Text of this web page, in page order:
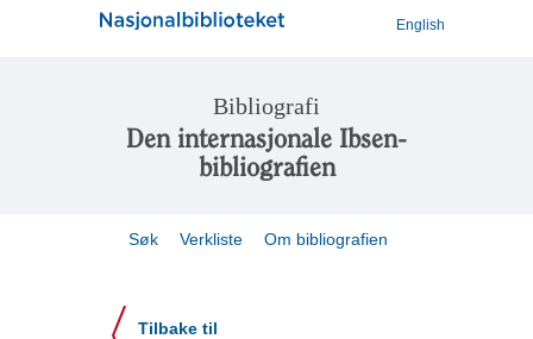
English
Bibliografi
Den internasjonale Ibsen-
bibliografien
Søk Verkliste Om bibliografien
Tilbake til